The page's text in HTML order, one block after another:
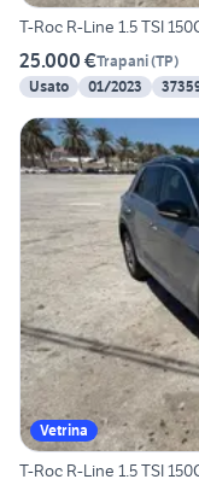
T-Roc R-Line 1.5 TSI
25.000 €Trapani(TP)
Usato
01/2023
Vetrina
T-Roc R-Line 1.5 TSI